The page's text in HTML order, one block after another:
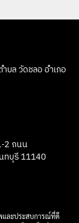
บล วัดชลอ อำเภอ
2 ถนน
ทบุรี 11140
และประสบการณ์ที่ดี